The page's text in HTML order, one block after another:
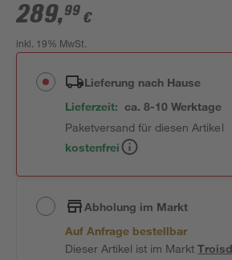
289,99 €
inkl. 19% MwSt.
Lieferung nach Hause
Lieferzeit: ca. 8-10 Werktage
Paketversand für diesen Artikel
kostenfrei
Abholung im Markt
Auf Anfrage bestellbar
Dieser Artikel ist im Markt